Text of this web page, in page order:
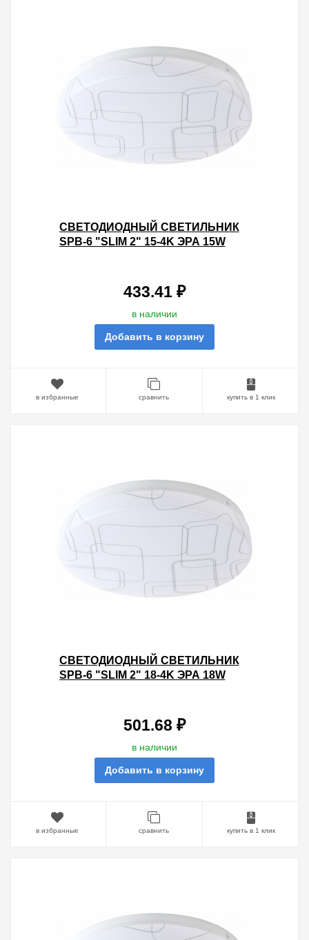
CВЕТОДИОДНЫЙ СВЕТИЛЬНИК
SPB-6 "SLIM 2" 15-4K ЭРА 15W
433.41 ₽
в наличии
Добавить в корзину
в избранные сравнить купить в 1 клик
CВЕТОДИОДНЫЙ СВЕТИЛЬНИК
SPB-6 "SLIM 2" 18-4K ЭРА 18W
501.68 ₽
в наличии
Добавить в корзину
в избранные сравнить купить в 1 клик